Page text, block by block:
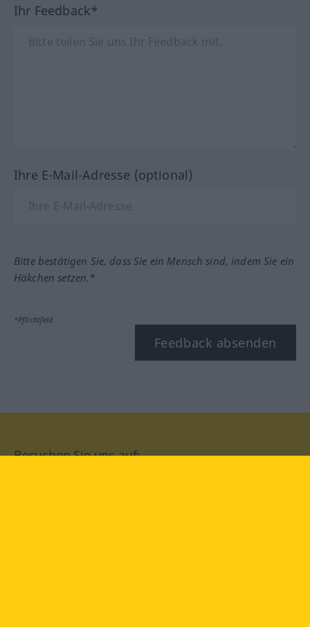
Ihr Feedback*
Ihre E-Mail-Adresse (optional)
Bitte bestätigen Sie, dass Sie ein Mensch sind, indem Sie ein
Häkchen setzen.*
*Pflichtfeld
Feedback absenden
Besuchen Sie uns auf: